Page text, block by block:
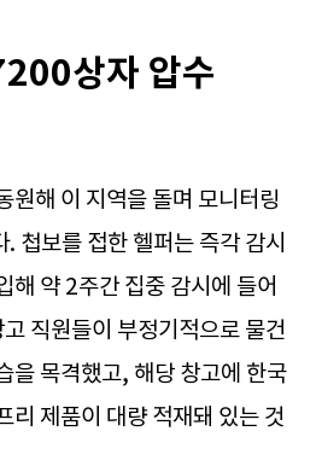
상자 압수
원해 이 지역을 돌며 모니터링
첩보를 접한 헬퍼는 즉각 감시
해 약 2주간 집중 감시에 들어
직원들이 부정기적으로 물건
을 목격했고, 해당 창고에 한국
리 제품이 대량 적재돼 있는 것